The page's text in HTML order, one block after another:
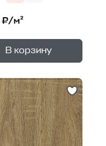
м²
В корзину
— 1уп.